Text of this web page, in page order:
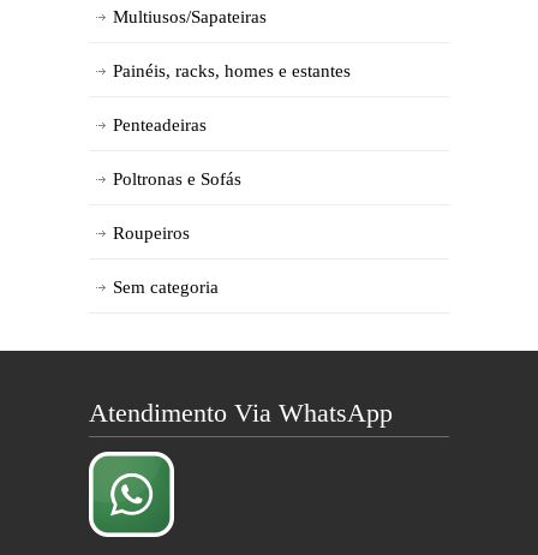
Multiusos/Sapateiras
Painéis, racks, homes e estantes
Penteadeiras
Poltronas e Sofás
Roupeiros
Sem categoria
Atendimento Via WhatsApp